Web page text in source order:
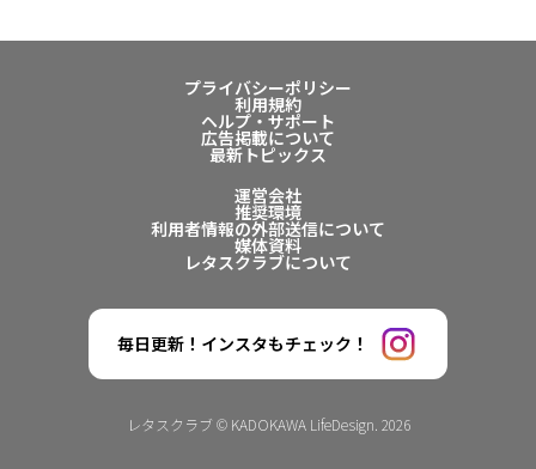
プライバシーポリシー
利用規約
ヘルプ・サポート
広告掲載について
最新トピックス
運営会社
推奨環境
利用者情報の外部送信について
媒体資料
レタスクラブについて
毎日更新！インスタもチェック！
レタスクラブ © KADOKAWA LifeDesign. 2026